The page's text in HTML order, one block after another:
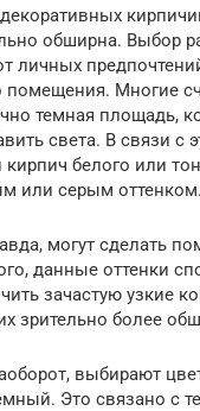
обширна. Выбор
личных
помещения. Многие
темная площадь,
света. В связи с
кирпич белого или
или серым оттенком.
могут сделать
данные оттенки
зачастую узкие
зрительно более
выбирают
Это связано с